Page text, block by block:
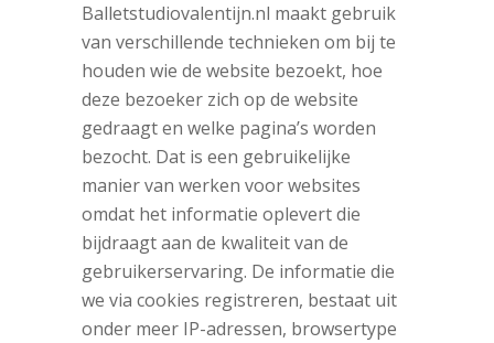
Balletstudiovalentijn.nl maakt gebruik
van verschillende technieken om bij te
houden wie de website bezoekt, hoe
deze bezoeker zich op de website
gedraagt en welke pagina’s worden
bezocht. Dat is een gebruikelijke
manier van werken voor websites
omdat het informatie oplevert die
bijdraagt aan de kwaliteit van de
gebruikerservaring. De informatie die
we via cookies registreren, bestaat uit
onder meer IP-adressen, browsertype